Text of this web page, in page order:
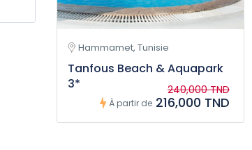
Hammamet, Tunisie
Tanfous Beach & Aquapark
3*
À partir de
240,000 TND
216,000 TND